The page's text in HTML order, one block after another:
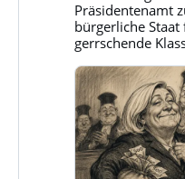
Bluesky
ansehen
Präsidentenamt
bürgerliche
gerrschende